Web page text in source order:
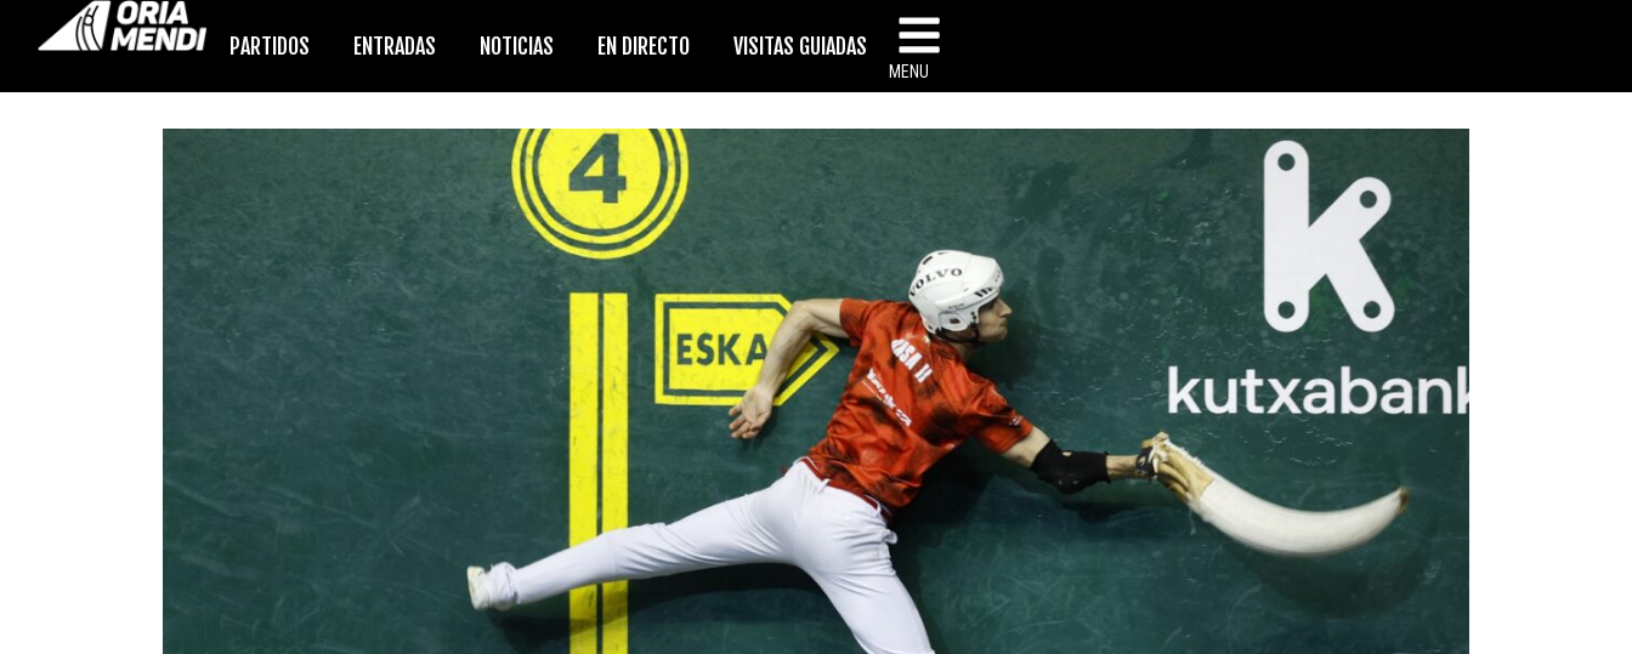
PARTIDOS ENTRADAS NOTICIAS EN DIRECTO VISITAS GUIADAS
MENU